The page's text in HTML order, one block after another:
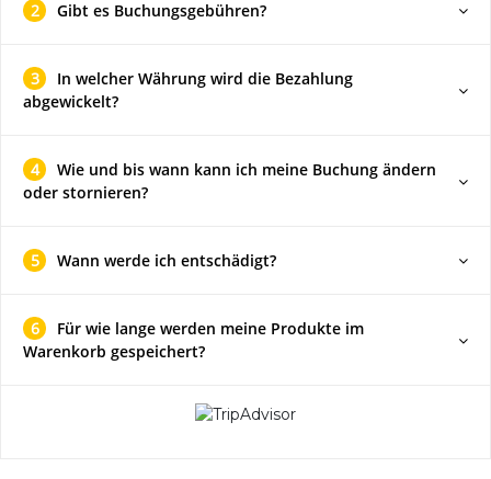
2 Gibt es Buchungsgebühren?
3
In welcher Währung wird die Bezahlung
abgewickelt?
4
Wie und bis wann kann ich meine Buchung ändern
oder stornieren?
5 Wann werde ich entschädigt?
6
Für wie lange werden meine Produkte im
Warenkorb gespeichert?